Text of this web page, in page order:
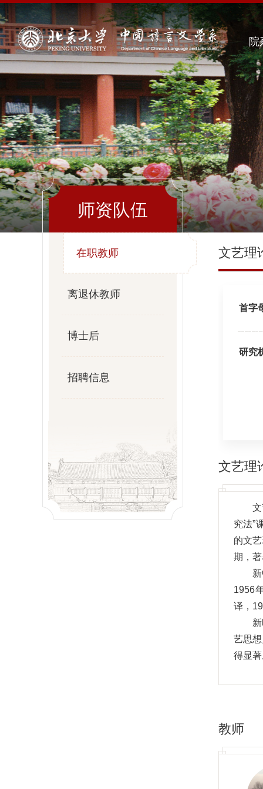
院
师资队伍
在职教师
离退休教师
博士后
招聘信息
文艺理
首字
研究
文艺理
究法”
的文
期，
1956
译，
艺思
得显
诗学
文论
具有
教师